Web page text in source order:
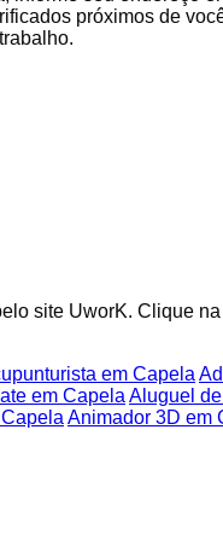
próximos de
site UworK. Clique
em Capela
em Capela Aluguel
Animador 3D em